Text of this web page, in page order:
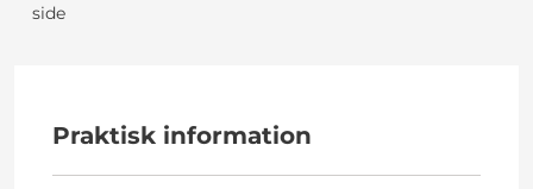
side
Praktisk information